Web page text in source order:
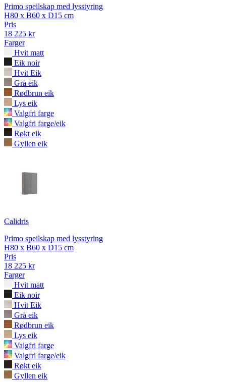
Primo speilskap med lysstyring
H80 x B60 x D15 cm
Pris
18 225 kr
Farger
Hvit matt
Eik noir
Hvit Eik
Grå eik
Rødbrun eik
Lys eik
Valgfri farge
Valgfri farge/eik
Røkt eik
Gyllen eik
Calidris
Primo speilskap med lysstyring
H80 x B60 x D15 cm
Pris
18 225 kr
Farger
Hvit matt
Eik noir
Hvit Eik
Grå eik
Rødbrun eik
Lys eik
Valgfri farge
Valgfri farge/eik
Røkt eik
Gyllen eik